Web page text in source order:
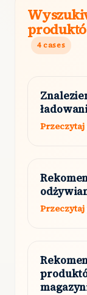
4 cases